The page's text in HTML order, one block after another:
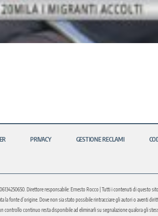
PRIVACY GESTIONE RECLAMI
Direttore responsabile: Ernesto Rocco | Tutti i contenuti di questo
la fonte d’origine. Dove non sia stato possibile rintracciare gli autori o aventi
controllo continuo resta disponibile ad eliminarli su segnalazione qualora gli